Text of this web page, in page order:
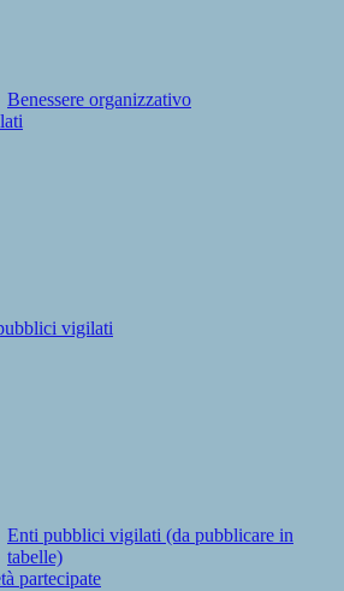
Benessere organizzativo
vigilati
Enti pubblici vigilati (da pubblicare in
tabelle)
partecipate